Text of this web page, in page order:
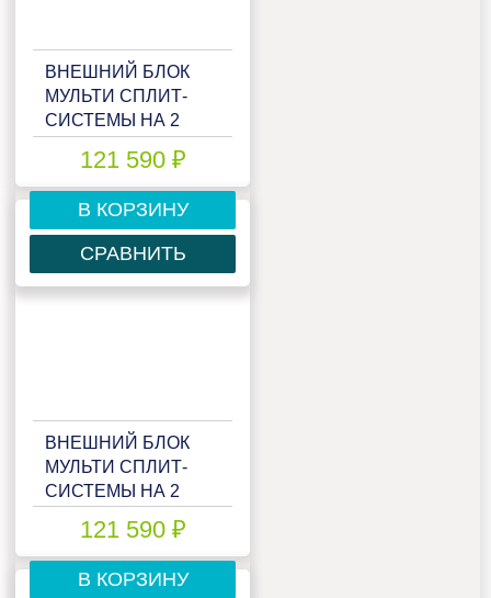
ВНЕШНИЙ БЛОК
МУЛЬТИ СПЛИТ-
СИСТЕМЫ НА 2
EMAGIC FREE
MATCH LU-
2HE18FME2
121 590 ₽
В КОРЗИНУ
СРАВНИТЬ
ВНЕШНИЙ БЛОК
МУЛЬТИ СПЛИТ-
СИСТЕМЫ НА 2
EMAGIC FREE
MATCH LU-
2HE18FVE2
121 590 ₽
В КОРЗИНУ